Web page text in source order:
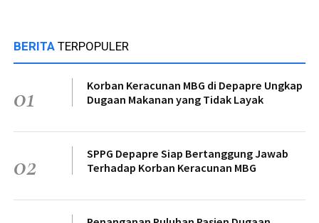
BERITA TERPOPULER
01
Korban Keracunan MBG di Depapre Ungkap
Dugaan Makanan yang Tidak Layak
02
SPPG Depapre Siap Bertanggung Jawab
Terhadap Korban Keracunan MBG